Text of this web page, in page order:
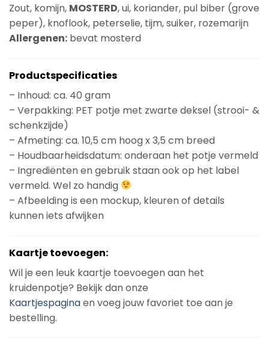
Zout, komijn, MOSTERD, ui, koriander, pul biber (grove
peper), knoflook, peterselie, tijm, suiker, rozemarijn
Allergenen: bevat mosterd
Productspecificaties
– Inhoud: ca. 40 gram
– Verpakking: PET potje met zwarte deksel (strooi- &
schenkzijde)
– Afmeting: ca. 10,5 cm hoog x 3,5 cm breed
– Houdbaarheidsdatum: onderaan het potje vermeld
– Ingrediënten en gebruik staan ook op het label
vermeld. Wel zo handig
– Afbeelding is een mockup, kleuren of details
kunnen iets afwijken
Kaartje toevoegen:
Wil je een leuk kaartje toevoegen aan het
kruidenpotje? Bekijk dan onze
Kaartjespaginaen voeg jouw favoriet toe aan je
bestelling.